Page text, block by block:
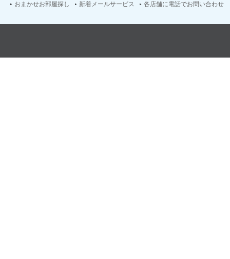
おまかせお部屋探し
新着メールサービス 各店舗に電話でお問い合わせ